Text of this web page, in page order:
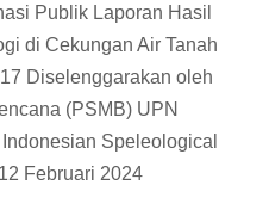
Publik Laporan Hasil
di Cekungan Air Tanah
Diselenggarakan oleh
(PSMB) UPN
Indonesian Speleological
Februari 2024